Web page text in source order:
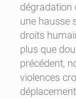
dégradation
une hausse
droits
plus que
précédent,
violences